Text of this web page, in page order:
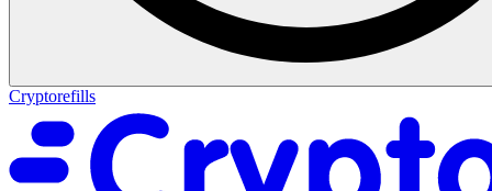
Cryptorefills